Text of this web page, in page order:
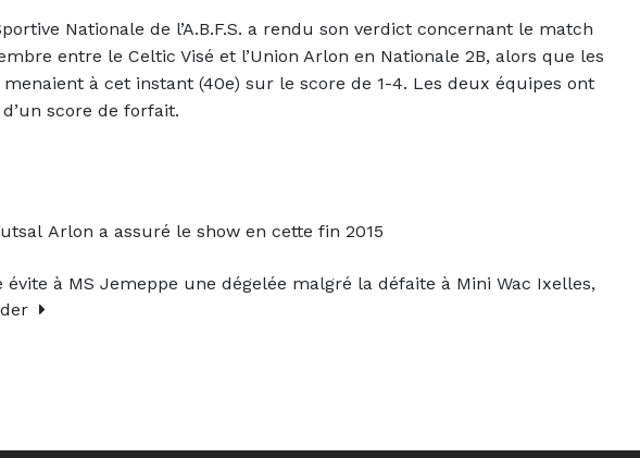
Nationale de l’A.B.F.S. a rendu son verdict concernant le match
entre le Celtic Visé et l’Union Arlon en Nationale 2B, alors que les
à cet instant (40e) sur le score de 1-4. Les deux équipes ont
score de forfait.
Arlon a assuré le show en cette fin 2015
évite à MS Jemeppe une dégelée malgré la défaite à Mini Wac Ixelles,